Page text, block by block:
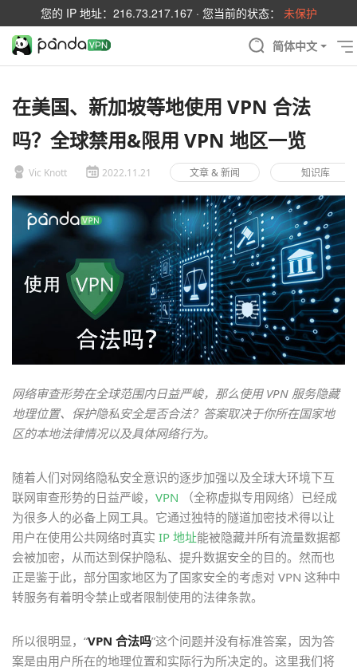
您的 IP 地址： 216.73.217.167 · 您当前的状态： 未保护
简体中文
在美国、新加坡等地使用 VPN 合法
吗？全球禁用&限用 VPN 地区一览
Vic Knott 2022.11.21 文章 & 新闻 知识库
网络审查形势在全球范围内日益严峻，那么使用 VPN 服务隐藏
地理位置、保护隐私安全是否合法？答案取决于你所在国家地
区的本地法律情况以及具体网络行为。
随着人们对网络隐私安全意识的逐步加强以及全球大环境下互
联网审查形势的日益严峻， VPN （全称虚拟专用网络）已经成
为很多人的必备上网工具。它通过独特的隧道加密技术得以让
用户在使用公共网络时真实 IP 地址能被隐藏并所有流量数据都
会被加密，从而达到保护隐私、提升数据安全的目的。然而也
正是鉴于此，部分国家地区为了国家安全的考虑对 VPN 这种中
转服务有着明令禁止或者限制使用的法律条款。
所以很明显，“VPN 合法吗”这个问题并没有标准答案，因为答
案是由用户所在的地理位置和实际行为所决定的。这里我们将